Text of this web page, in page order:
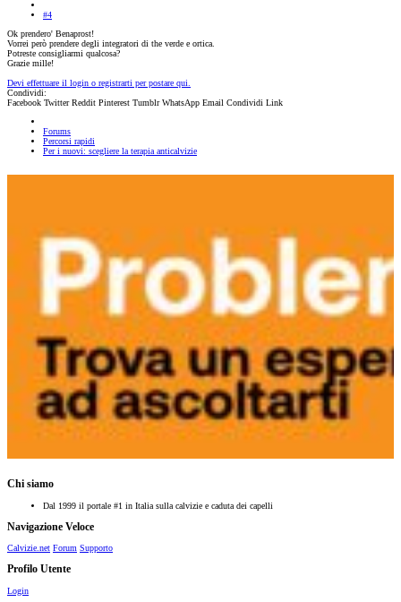
#4
Ok prendero' Benaprost!
Vorrei però prendere degli integratori di the verde e ortica.
Potreste consigliarmi qualcosa?
Grazie mille!
Devi effettuare il login o registrarti per postare qui.
Condividi:
Facebook Twitter Reddit Pinterest Tumblr WhatsApp Email Condividi Link
Forums
Percorsi rapidi
Per i nuovi: scegliere la terapia anticalvizie
Chi siamo
Dal 1999 il portale #1 in Italia sulla calvizie e caduta dei capelli
Navigazione Veloce
Calvizie.net Forum Supporto
Profilo Utente
Login